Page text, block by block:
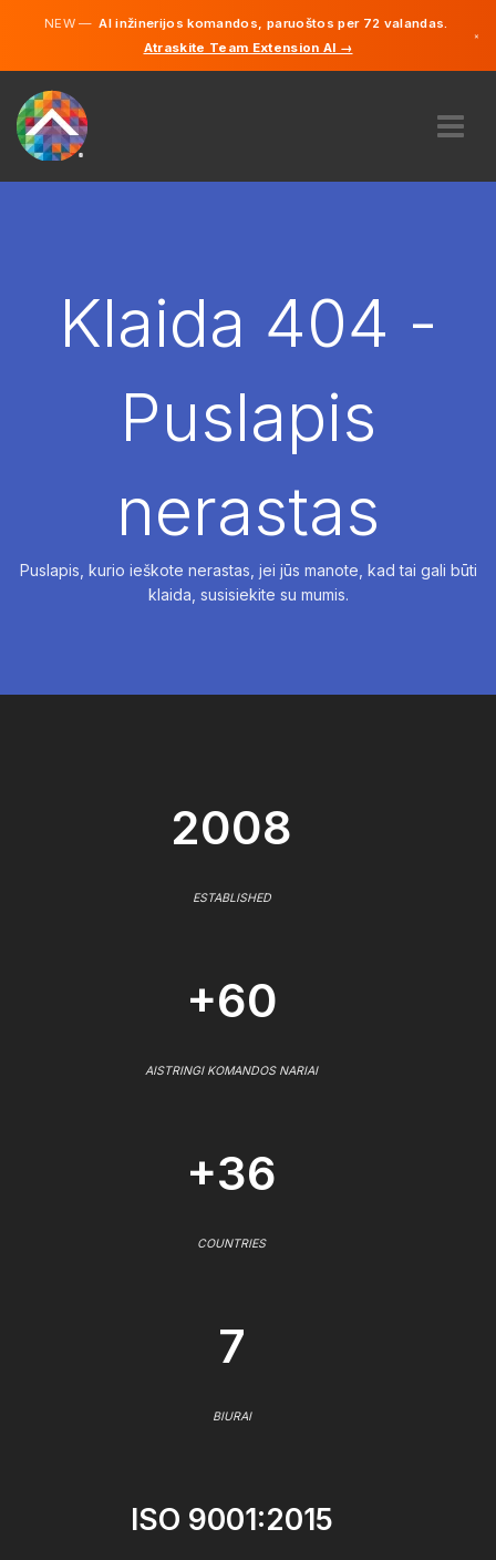
NEW —AI inžinerijos komandos, paruoštos per 72 valandas.
Atraskite Team Extension AI →
×
SAMDYTI
Anglų
Klaida 404 -
Puslapis
nerastas
Puslapis, kurio ieškote nerastas, jei jūs manote, kad tai gali būti
klaida, susisiekite su mumis.
2008
ESTABLISHED
+60
AISTRINGI KOMANDOS NARIAI
+36
COUNTRIES
7
BIURAI
ISO 9001:2015